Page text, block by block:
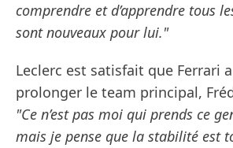
comprendre et d’apprendre tous
sont nouveaux pour lui."
Leclerc est satisfait que Ferrari
prolonger le team principal,
"Ce n’est pas moi qui prends ce
mais je pense que la stabilité est